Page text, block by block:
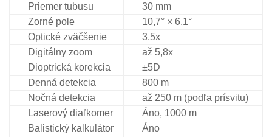
Priemer tubusu
30 mm
Zorné pole
10,7° × 6,1°
Optické zväčšenie
3,5x
Digitálny zoom
až 5,8x
Dioptrická korekcia
±5D
Denná detekcia
800 m
Nočná detekcia
až 250 m (podľa prísvitu)
Laserový diaľkomer
Áno, 1000 m
Balistický kalkulátor
Áno